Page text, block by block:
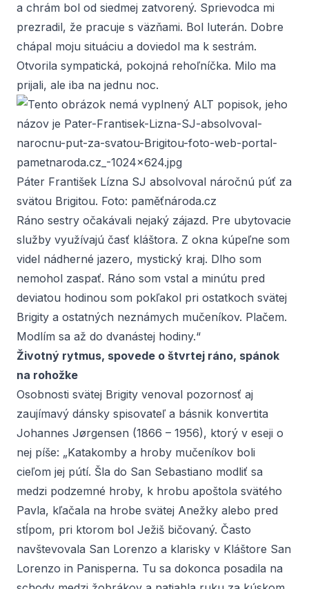
a chrám bol od siedmej zatvorený. Sprievodca mi
prezradil, že pracuje s väzňami. Bol luterán. Dobre
chápal moju situáciu a doviedol ma k sestrám.
Otvorila sympatická, pokojná rehoľníčka. Milo ma
prijali, ale iba na jednu noc.
Páter František Lízna SJ absolvoval náročnú púť za
svätou Brigitou. Foto: paměťnároda.cz
Ráno sestry očakávali nejaký zájazd. Pre ubytovacie
služby využívajú časť kláštora. Z okna kúpeľne som
videl nádherné jazero, mystický kraj. Dlho som
nemohol zaspať. Ráno som vstal a minútu pred
deviatou hodinou som pokľakol pri ostatkoch svätej
Brigity a ostatných neznámych mučeníkov. Plačem.
Modlím sa až do dvanástej hodiny.“
Životný rytmus, spovede o štvrtej ráno, spánok
na rohožke
Osobnosti svätej Brigity venoval pozornosť aj
zaujímavý dánsky spisovateľ a básnik konvertita
Johannes Jørgensen (1866 – 1956), ktorý v eseji o
nej píše: „Katakomby a hroby mučeníkov boli
cieľom jej pútí. Šla do San Sebastiano modliť sa
medzi podzemné hroby, k hrobu apoštola svätého
Pavla, kľačala na hrobe svätej Anežky alebo pred
stĺpom, pri ktorom bol Ježiš bičovaný. Často
navštevovala San Lorenzo a klarisky v Kláštore San
Lorenzo in Panisperna. Tu sa dokonca posadila na